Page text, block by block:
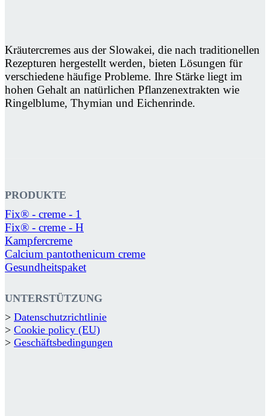
Kräutercremes aus der Slowakei, die nach traditionellen
Rezepturen hergestellt werden, bieten Lösungen für
verschiedene häufige Probleme. Ihre Stärke liegt im
hohen Gehalt an natürlichen Pflanzenextrakten wie
Ringelblume, Thymian und Eichenrinde.
PRODUKTE
Fix® - creme - 1
Fix® - creme - H
Kampfercreme
Calcium pantothenicum creme
Gesundheitspaket
UNTERSTÜTZUNG
> Datenschutzrichtlinie
> Cookie policy (EU)
> Geschäftsbedingungen